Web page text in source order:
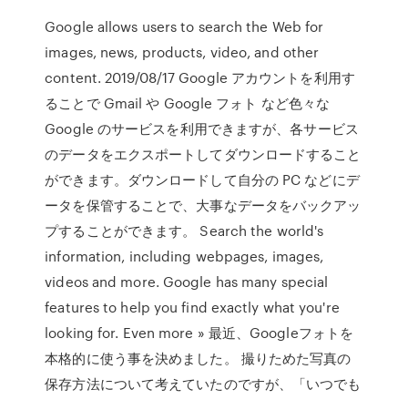
Google allows users to search the Web for
images, news, products, video, and other
content. 2019/08/17 Google アカウントを利用す
ることで Gmail や Google フォト など色々な
Google のサービスを利用できますが、各サービス
のデータをエクスポートしてダウンロードすること
ができます。ダウンロードして自分の PC などにデ
ータを保管することで、大事なデータをバックアッ
プすることができます。 Search the world's
information, including webpages, images,
videos and more. Google has many special
features to help you find exactly what you're
looking for. Even more » 最近、Googleフォトを
本格的に使う事を決めました。 撮りためた写真の
保存方法について考えていたのですが、「いつでも